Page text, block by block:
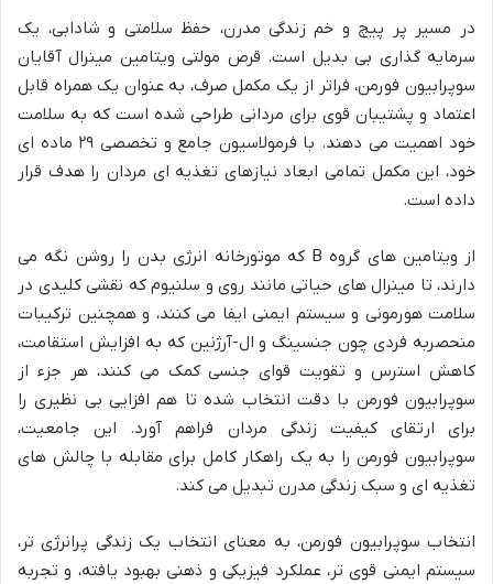
در مسیر پر پیچ و خم زندگی مدرن، حفظ سلامتی و شادابی، یک
سرمایه گذاری بی بدیل است. قرص مولتی ویتامین مینرال آقایان
سوپرابیون فورمن، فراتر از یک مکمل صرف، به عنوان یک همراه قابل
اعتماد و پشتیبان قوی برای مردانی طراحی شده است که به سلامت
خود اهمیت می دهند. با فرمولاسیون جامع و تخصصی ۲۹ ماده ای
خود، این مکمل تمامی ابعاد نیازهای تغذیه ای مردان را هدف قرار
داده است.
از ویتامین های گروه B که موتورخانه انرژی بدن را روشن نگه می
دارند، تا مینرال های حیاتی مانند روی و سلنیوم که نقشی کلیدی در
سلامت هورمونی و سیستم ایمنی ایفا می کنند، و همچنین ترکیبات
منحصربه فردی چون جنسینگ و ال-آرژنین که به افزایش استقامت،
کاهش استرس و تقویت قوای جنسی کمک می کنند، هر جزء از
سوپرابیون فورمن با دقت انتخاب شده تا هم افزایی بی نظیری را
برای ارتقای کیفیت زندگی مردان فراهم آورد. این جامعیت،
سوپرابیون فورمن را به یک راهکار کامل برای مقابله با چالش های
تغذیه ای و سبک زندگی مدرن تبدیل می کند.
انتخاب سوپرابیون فورمن، به معنای انتخاب یک زندگی پرانرژی تر،
سیستم ایمنی قوی تر، عملکرد فیزیکی و ذهنی بهبود یافته، و تجربه